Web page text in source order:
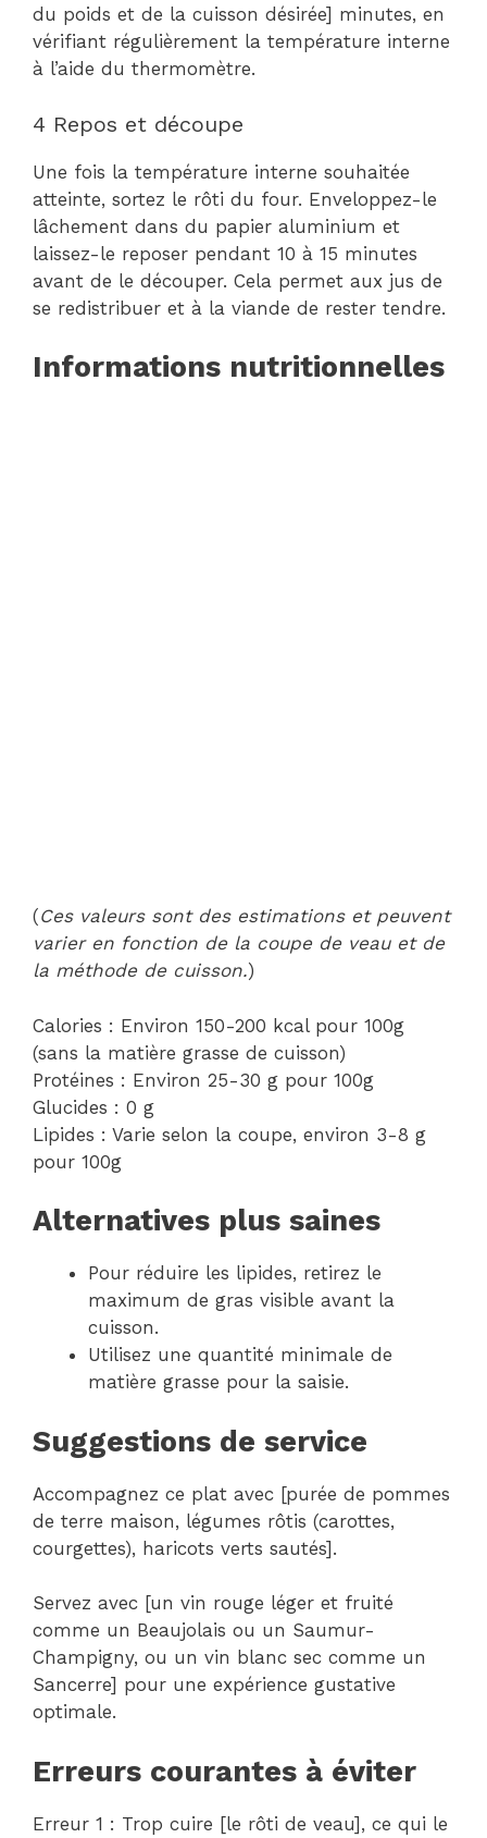
du poids et de la cuisson désirée] minutes, en
vérifiant régulièrement la température interne
à l’aide du thermomètre.
4 Repos et découpe
Une fois la température interne souhaitée
atteinte, sortez le rôti du four. Enveloppez-le
lâchement dans du papier aluminium et
laissez-le reposer pendant 10 à 15 minutes
avant de le découper. Cela permet aux jus de
se redistribuer et à la viande de rester tendre.
Informations nutritionnelles
(Ces valeurs sont des estimations et peuvent
varier en fonction de la coupe de veau et de
la méthode de cuisson.)
Calories : Environ 150-200 kcal pour 100g
(sans la matière grasse de cuisson)
Protéines : Environ 25-30 g pour 100g
Glucides : 0 g
Lipides : Varie selon la coupe, environ 3-8 g
pour 100g
Alternatives plus saines
Pour réduire les lipides, retirez le
maximum de gras visible avant la
cuisson.
Utilisez une quantité minimale de
matière grasse pour la saisie.
Suggestions de service
Accompagnez ce plat avec [purée de pommes
de terre maison, légumes rôtis (carottes,
courgettes), haricots verts sautés].
Servez avec [un vin rouge léger et fruité
comme un Beaujolais ou un Saumur-
Champigny, ou un vin blanc sec comme un
Sancerre] pour une expérience gustative
optimale.
Erreurs courantes à éviter
Erreur 1 : Trop cuire [le rôti de veau], ce qui le